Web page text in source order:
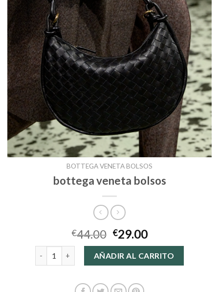
BOTTEGA VENETA BOLSOS
bottega veneta bolsos
€44.00 €29.00
bottega veneta bolsos cantidad
AÑADIR AL CARRITO